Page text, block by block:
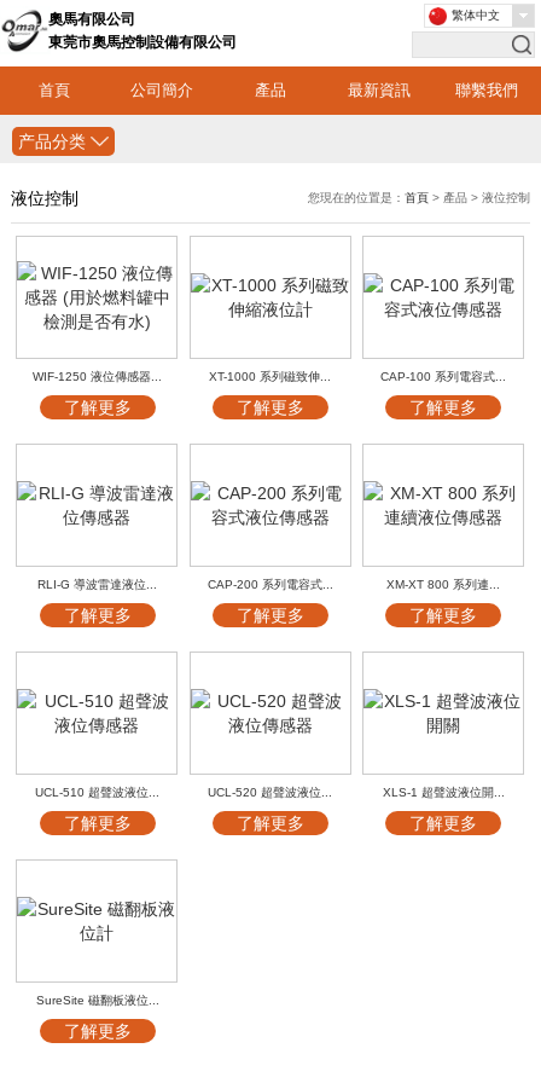
奧馬有限公司
東莞市奧馬控制設備有限公司
首頁 公司簡介 產品 最新資訊 聯繫我們
繁体中文
产品分类
液位控制 您現在的位置是：首頁 > 產品 > 液位控制
WIF-1250 液位傳感器...
了解更多
XT-1000 系列磁致伸...
了解更多
CAP-100 系列電容式...
了解更多
RLI-G 導波雷達液位...
了解更多
CAP-200 系列電容式...
了解更多
XM-XT 800 系列連...
了解更多
UCL-510 超聲波液位...
了解更多
UCL-520 超聲波液位...
了解更多
XLS-1 超聲波液位開...
了解更多
SureSite 磁翻板液位...
了解更多